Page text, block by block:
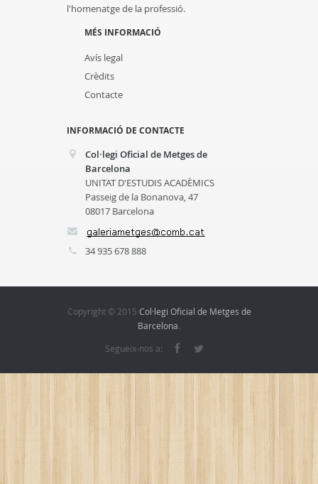
l'homenatge de la professió.
MÉS INFORMACIÓ
Avís legal
Crèdits
Contacte
INFORMACIÓ DE CONTACTE
Col·legi Oficial de Metges de
Barcelona
UNITAT D'ESTUDIS ACADÈMICS
Passeig de la Bonanova, 47
08017 Barcelona
34 935 678 888
Copyright © 2015 Col·legi Oficial de Metges de
Barcelona.
Segueix-nos a: